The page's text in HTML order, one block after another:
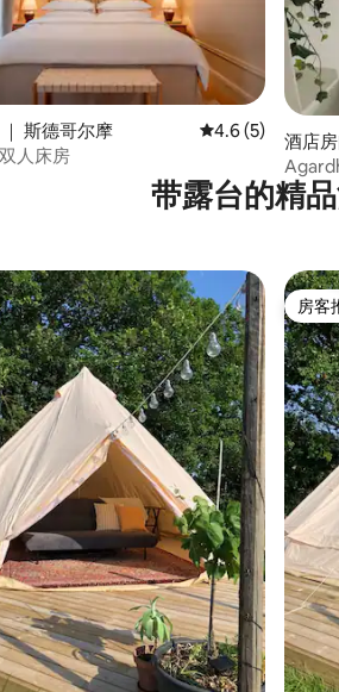
斯德哥尔摩 平均评分 4.6 分
4.6 (5)
人床房
酒店
带露台的精
5 分），共 4 条评价
房客
房客